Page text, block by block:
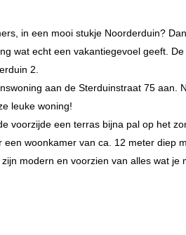
in een mooi stukje Noorderduin?
wat echt een vakantiegevoel geeft.
2.
aan de Sterduinstraat 75 aan.
leuke woning!
voorzijde een terras bijna pal op het
woonkamer van ca. 12 meter diep
modern en voorzien van alles wat je